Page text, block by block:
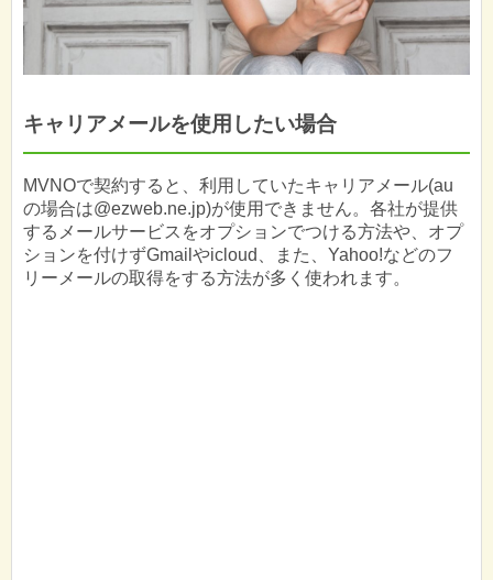
キャリアメールを使用したい場合
MVNOで契約すると、利用していたキャリアメール(au
の場合は@ezweb.ne.jp)が使用できません。各社が提供
するメールサービスをオプションでつける方法や、オプ
ションを付けずGmailやicloud、また、Yahoo!などのフ
リーメールの取得をする方法が多く使われます。